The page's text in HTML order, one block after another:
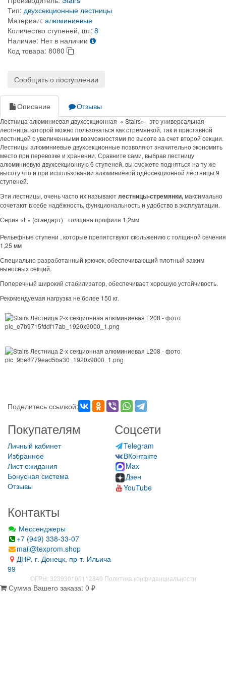
Тип: двухсекционные лестницы
Материал: алюминиевые
Количество ступеней, шт: 8
Наличие: Нет в наличии
Код товара: 8080
Сообщить о поступлении
Описание Отзывы
Лестница алюминиевая двухсекционная « Stairs» - это универсальная
лестница, которой можно пользоваться как стремянкой, так и приставной
лестницей с увеличенными возможностями по высоте за счет второй секции.
Лестницы алюминиевые двухсекционные позволяют значительно экономить
место при перевозке и хранении. Сравните сами, выбрав лестницу
алюминиевую двухсекционную 6 ступеней, вы сможете подняться на ту же
высоту что и при использовании алюминиевой односекционной лестницы 9
ступеней.
Эти лестницы, очень часто их называютлестницы-стремянки,максимально
сочетают в себе надёжность, функциональность и удобство в эксплуатации.
Серия «L» (стандарт) толщина профиля 1,2мм
Рельефные ступени , которые препятствуют скольжению с толщиной сечения
1,25 мм
Специально разработанный крючок, обеспечивающий плотный зажим
выносных секций.
Поперечный широкий стабилизатор, обеспечивает хорошую устойчивость.
Рекомендуемая нагрузка не более 150 кг.
Поделитесь ссылкой:
Покупателям
Личный кабинет
Избранное
Лист ожидания
Бонусная система
Отзывы
Соцсети
Telegram
ВКонтакте
Max
Дзен
YouTube
Контакты
Мессенджеры
+7 (949) 338-33-07
mail@texprom.shop
ДНР, г. Донецк, пр-т. Ильича
99
ОГРН: 323930100112840 Политика конфиденциальности
Сумма Вашего заказа: 0 ₽